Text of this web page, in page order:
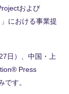
および
における事業提
日）、中国・上
Press
す。